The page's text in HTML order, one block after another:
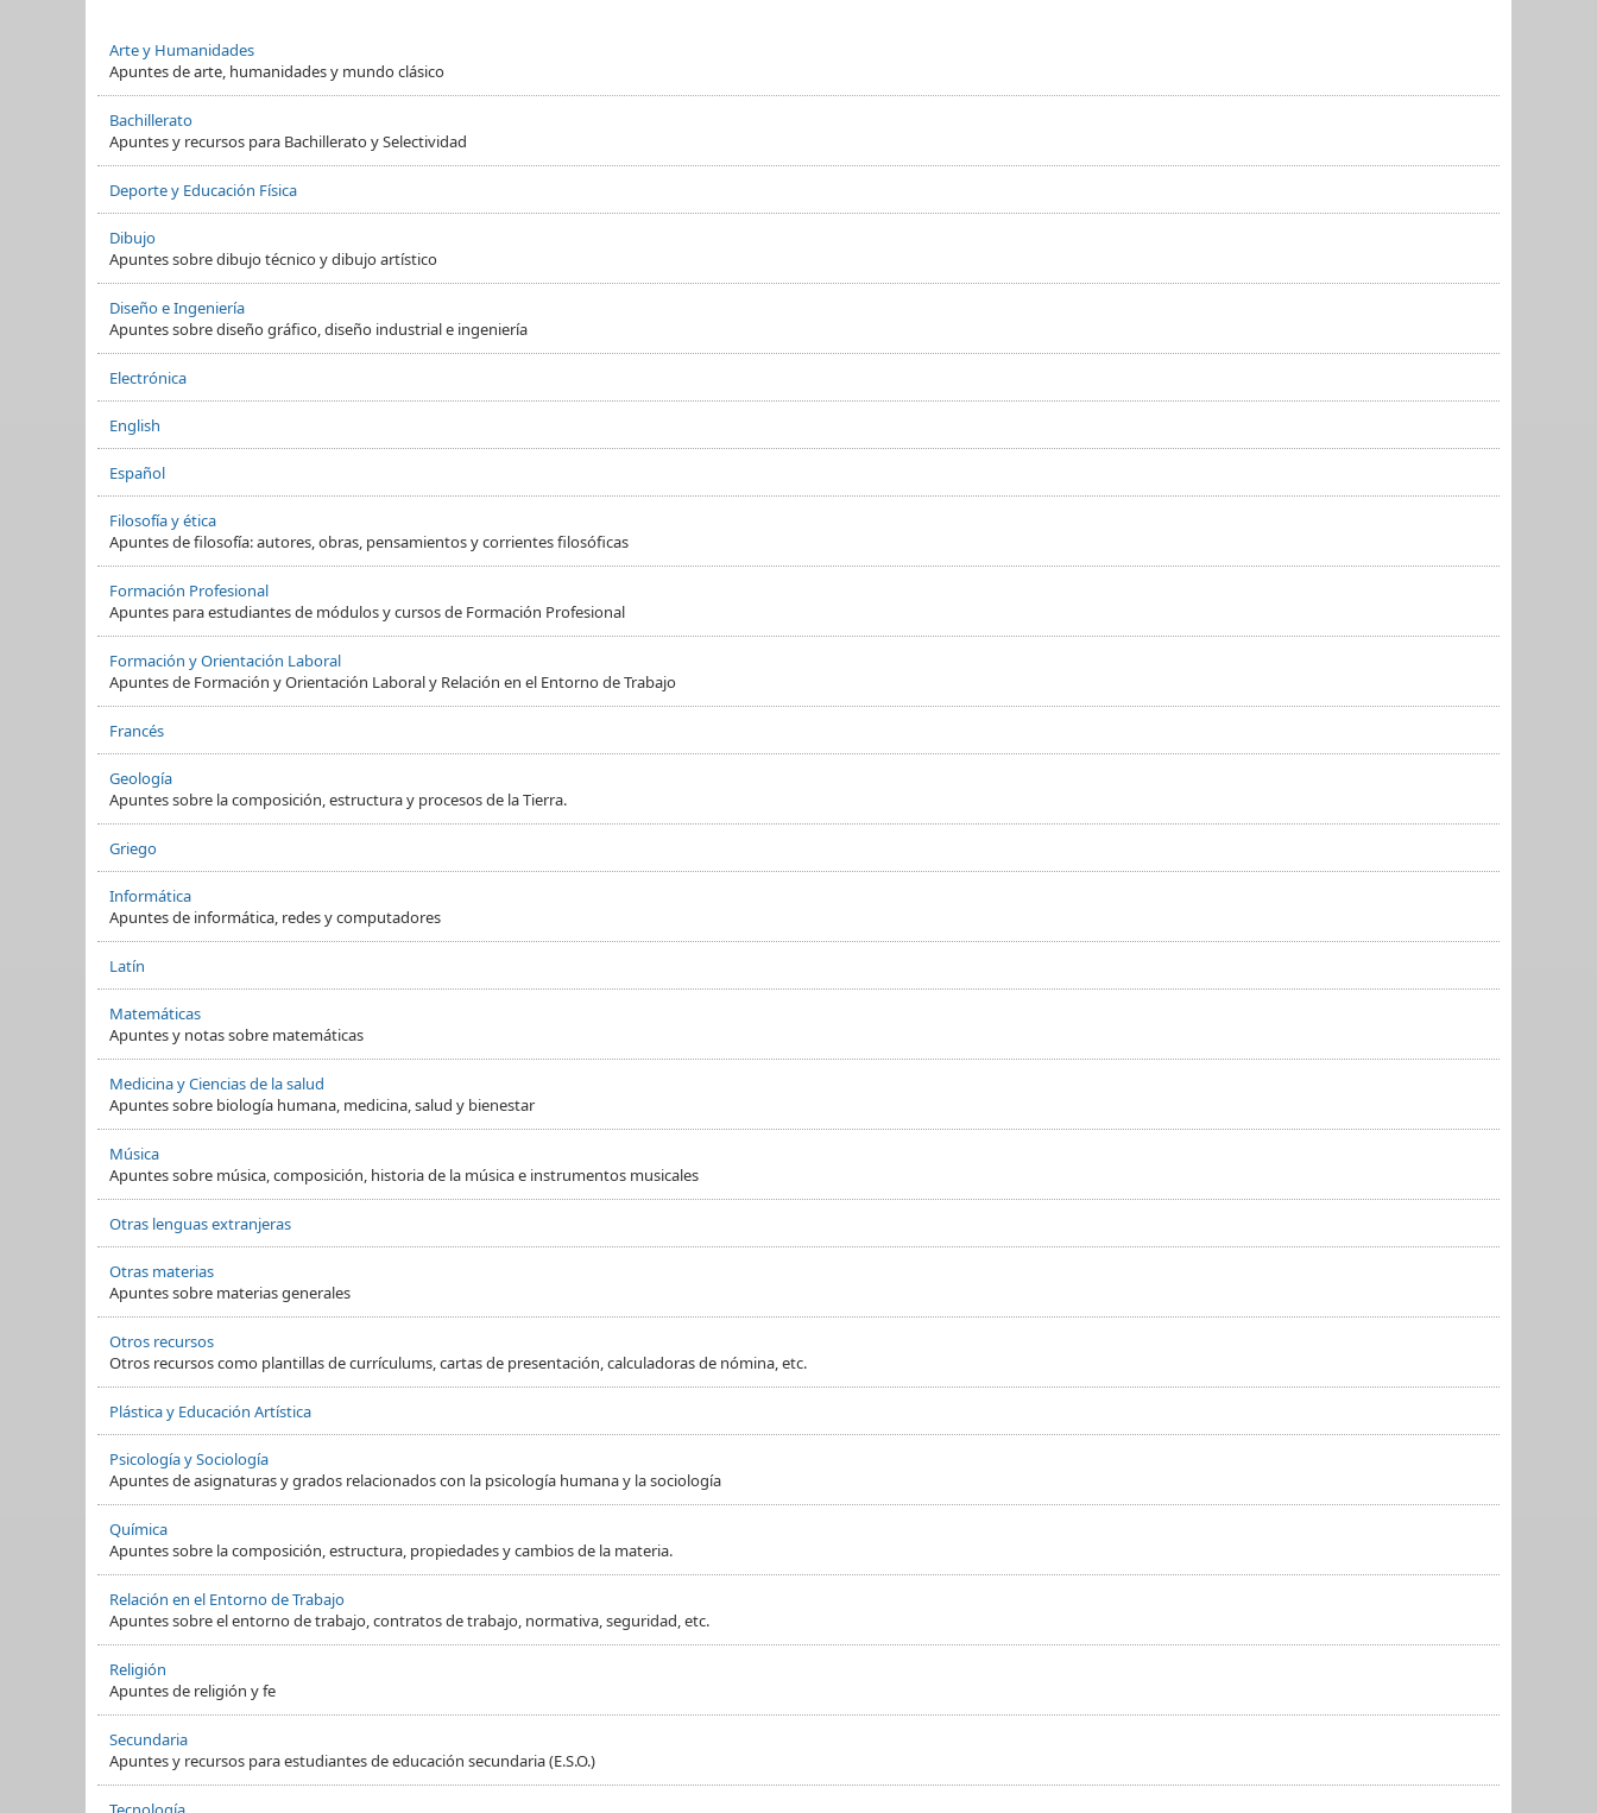
Arte y Humanidades
Apuntes de arte, humanidades y mundo clásico
Bachillerato
Apuntes y recursos para Bachillerato y Selectividad
Deporte y Educación Física
Dibujo
Apuntes sobre dibujo técnico y dibujo artístico
Diseño e Ingeniería
Apuntes sobre diseño gráfico, diseño industrial e ingeniería
Electrónica
English
Español
Filosofía y ética
Apuntes de filosofía: autores, obras, pensamientos y corrientes filosóficas
Formación Profesional
Apuntes para estudiantes de módulos y cursos de Formación Profesional
Formación y Orientación Laboral
Apuntes de Formación y Orientación Laboral y Relación en el Entorno de Trabajo
Francés
Geología
Apuntes sobre la composición, estructura y procesos de la Tierra.
Griego
Informática
Apuntes de informática, redes y computadores
Latín
Matemáticas
Apuntes y notas sobre matemáticas
Medicina y Ciencias de la salud
Apuntes sobre biología humana, medicina, salud y bienestar
Música
Apuntes sobre música, composición, historia de la música e instrumentos musicales
Otras lenguas extranjeras
Otras materias
Apuntes sobre materias generales
Otros recursos
Otros recursos como plantillas de currículums, cartas de presentación, calculadoras de nómina, etc.
Plástica y Educación Artística
Psicología y Sociología
Apuntes de asignaturas y grados relacionados con la psicología humana y la sociología
Química
Apuntes sobre la composición, estructura, propiedades y cambios de la materia.
Relación en el Entorno de Trabajo
Apuntes sobre el entorno de trabajo, contratos de trabajo, normativa, seguridad, etc.
Religión
Apuntes de religión y fe
Secundaria
Apuntes y recursos para estudiantes de educación secundaria (E.S.O.)